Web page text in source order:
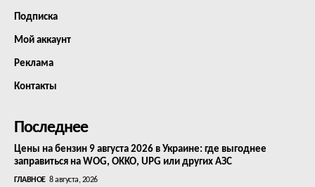
Подписка
Мой аккаунт
Реклама
Контакты
Последнее
Цены на бензин 9 августа 2026 в Украине: где выгоднее
заправиться на WOG, OKKO, UPG или других АЗС
ГЛАВНОЕ 8 августа, 2026